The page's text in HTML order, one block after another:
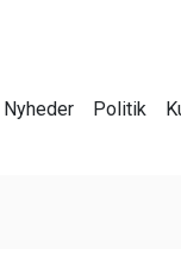
Nyheder Politik